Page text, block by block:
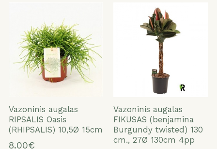
Vazoninis augalas
RIPSALIS Oasis
(RHIPSALIS) 10,5Ø 15cm
8.00€
Vazoninis augalas
FIKUSAS (benjamina
Burgundy twisted) 130
cm., 27Ø 130cm 4pp